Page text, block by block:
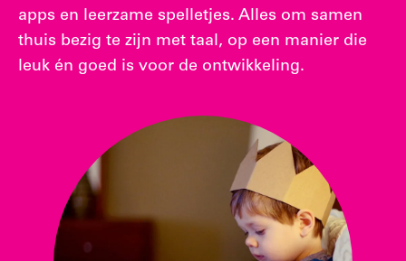
apps en leerzame spelletjes. Alles om samen
thuis bezig te zijn met taal, op een manier die
leuk én goed is voor de ontwikkeling.